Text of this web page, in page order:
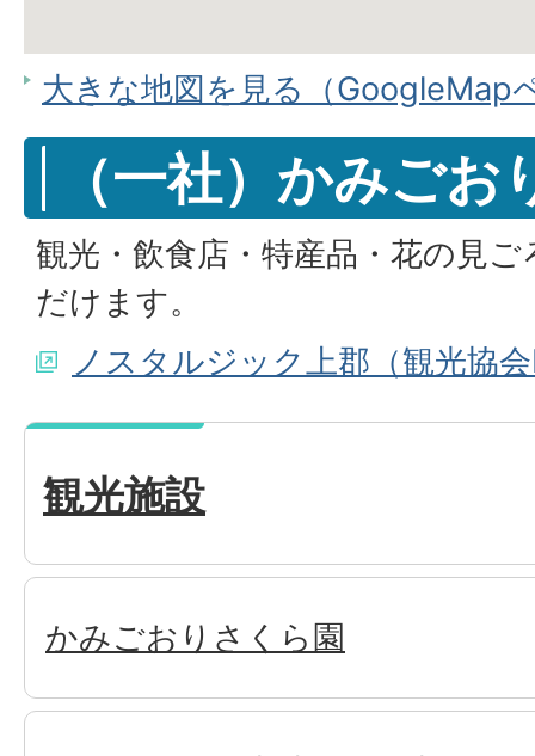
大きな地図を見る（GoogleMap
（一社）かみごお
観光・飲食店・特産品・花の見
だけます。
ノスタルジック上郡（観光協
観光施設
かみごおりさくら園